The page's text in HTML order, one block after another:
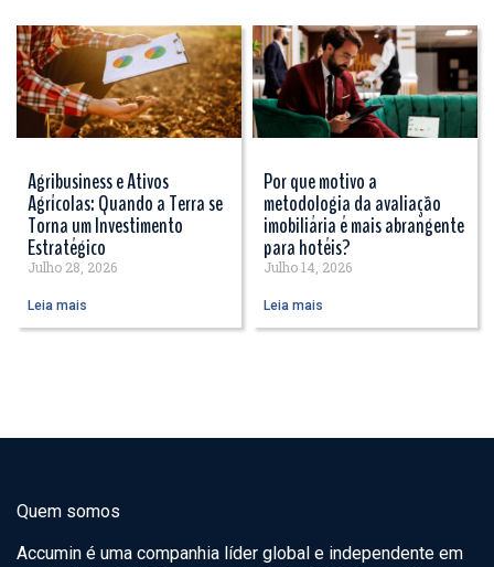
Agribusiness e Ativos
Agrícolas: Quando a Terra se
Torna um Investimento
Estratégico
Julho 28, 2026
Leia mais
Por que motivo a
metodologia da avaliação
imobiliária é mais abrangente
para hotéis?
Julho 14, 2026
Leia mais
Quem somos
Accumin é uma companhia líder global e independente em